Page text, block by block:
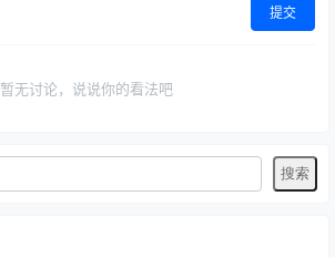
提交
暂无讨论，说说你的看法吧